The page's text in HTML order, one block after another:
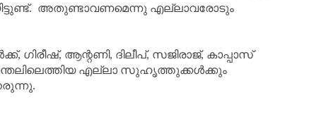
അതുണ്ടാവണമെന്നു എല്ലാവരോടും
ആന്റണി, ദിലീപ്, സജിരാജ്, കാപ്പാസ്
എല്ലാ സുഹൃത്തുക്കള്‍ക്കും